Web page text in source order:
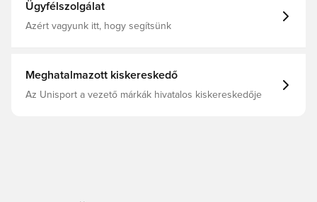
Ügyfélszolgálat
Azért vagyunk itt, hogy segítsünk
Meghatalmazott kiskereskedő
Az Unisport a vezető márkák hivatalos kiskereskedője